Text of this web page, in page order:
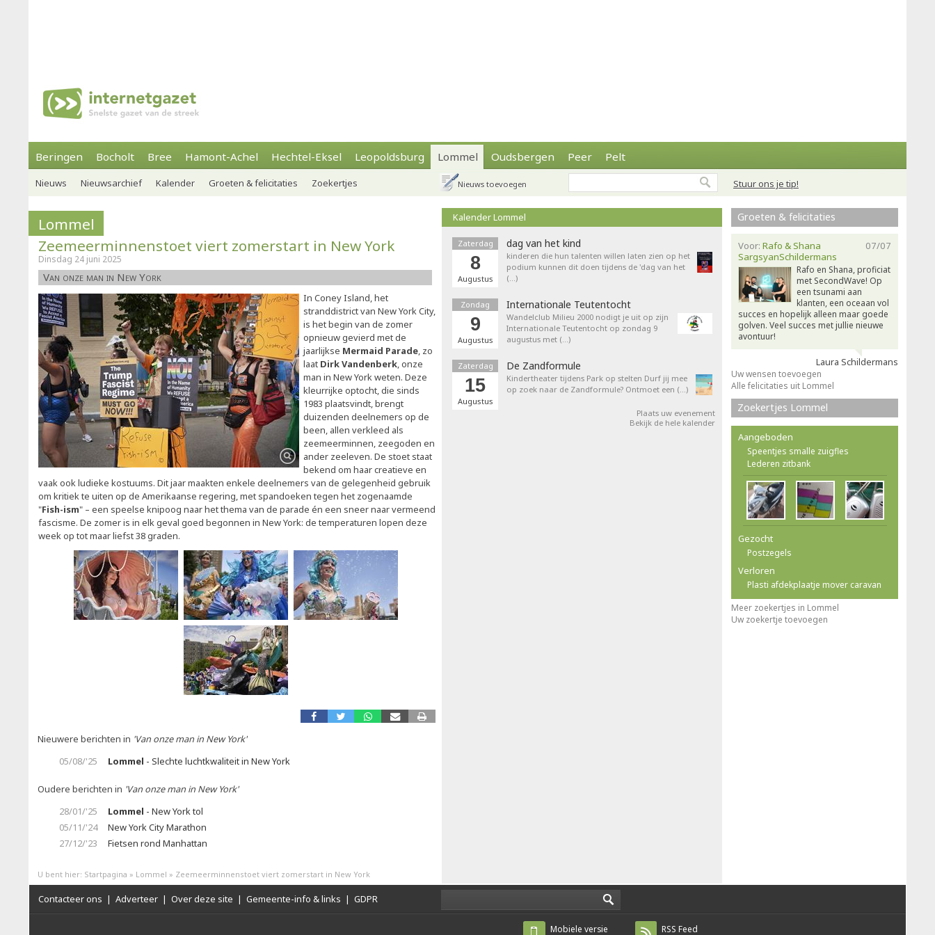
Beringen Bocholt Bree Hamont-Achel Hechtel-Eksel Leopoldsburg Lommel Oudsbergen Peer Pelt
Stuur ons je tip!
Nieuws Nieuwsarchief Kalender Groeten & felicitaties Zoekertjes Nieuws toevoegen
Lommel
Zeemeerminnenstoet viert zomerstart in New York
Dinsdag 24 juni 2025
Van onze man in New York
In Coney Island, het
stranddistrict van New York City,
is het begin van de zomer
opnieuw gevierd met de
jaarlijkse Mermaid Parade, zo
laat Dirk Vandenberk, onze
man in New York weten. Deze
kleurrijke optocht, die sinds
1983 plaatsvindt, brengt
duizenden deelnemers op de
been, allen verkleed als
zeemeerminnen, zeegoden en
ander zeeleven. De stoet staat
bekend om haar creatieve en
vaak ook ludieke kostuums. Dit jaar maakten enkele deelnemers van de gelegenheid gebruik
om kritiek te uiten op de Amerikaanse regering, met spandoeken tegen het zogenaamde
"Fish-ism" – een speelse knipoog naar het thema van de parade én een sneer naar vermeend
fascisme. De zomer is in elk geval goed begonnen in New York: de temperaturen lopen deze
week op tot maar liefst 38 graden.
Nieuwere berichten in 'Van onze man in New York'
05/08/'25
Lommel - Slechte luchtkwaliteit in New York
Oudere berichten in 'Van onze man in New York'
28/01/'25
Lommel - New York tol
05/11/'24
New York City Marathon
27/12/'23
Fietsen rond Manhattan
Kalender Lommel
Zaterdag
8
Augustus
dag van het kind
kinderen die hun talenten willen laten zien op het
podium kunnen dit doen tijdens de 'dag van het
(…)
Zondag
9
Augustus
Internationale Teutentocht
Wandelclub Milieu 2000 nodigt je uit op zijn
Internationale Teutentocht op zondag 9
augustus met (…)
Zaterdag
15
Augustus
De Zandformule
Kindertheater tijdens Park op stelten Durf jij mee
op zoek naar de Zandformule? Ontmoet een (…)
Plaats uw evenement
Bekijk de hele kalender
Groeten & felicitaties
07/07
Voor: Rafo & Shana
SargsyanSchildermans
Rafo en Shana, proficiat
met SecondWave! Op
een tsunami aan
klanten, een oceaan vol
succes en hopelijk alleen maar goede
golven. Veel succes met jullie nieuwe
avontuur!
Laura Schildermans
Uw wensen toevoegen
Alle felicitaties uit Lommel
Zoekertjes Lommel
Aangeboden
Speentjes smalle zuigfles
Lederen zitbank
Gezocht
Postzegels
Verloren
Plasti afdekplaatje mover caravan
Meer zoekertjes in Lommel
Uw zoekertje toevoegen
U bent hier: Startpagina » Lommel » Zeemeerminnenstoet viert zomerstart in New York
Contacteer ons | Adverteer | Over deze site | Gemeente-info & links | GDPR
RSS Feed
Mobiele versie